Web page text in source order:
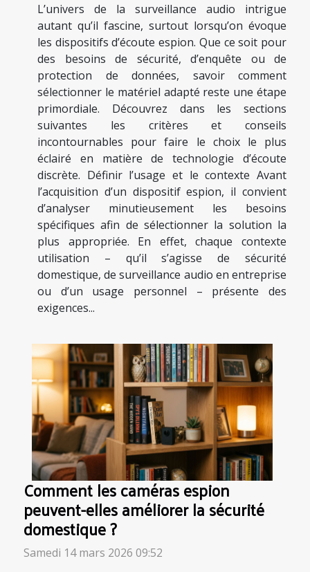
L’univers de la surveillance audio intrigue
autant qu’il fascine, surtout lorsqu’on évoque
les dispositifs d’écoute espion. Que ce soit pour
des besoins de sécurité, d’enquête ou de
protection de données, savoir comment
sélectionner le matériel adapté reste une étape
primordiale. Découvrez dans les sections
suivantes les critères et conseils
incontournables pour faire le choix le plus
éclairé en matière de technologie d’écoute
discrète. Définir l’usage et le contexte Avant
l’acquisition d’un dispositif espion, il convient
d’analyser minutieusement les besoins
spécifiques afin de sélectionner la solution la
plus appropriée. En effet, chaque contexte
utilisation – qu’il s’agisse de sécurité
domestique, de surveillance audio en entreprise
ou d’un usage personnel – présente des
exigences...
Comment les caméras espion
peuvent-elles améliorer la sécurité
domestique ?
Samedi 14 mars 2026 09:52